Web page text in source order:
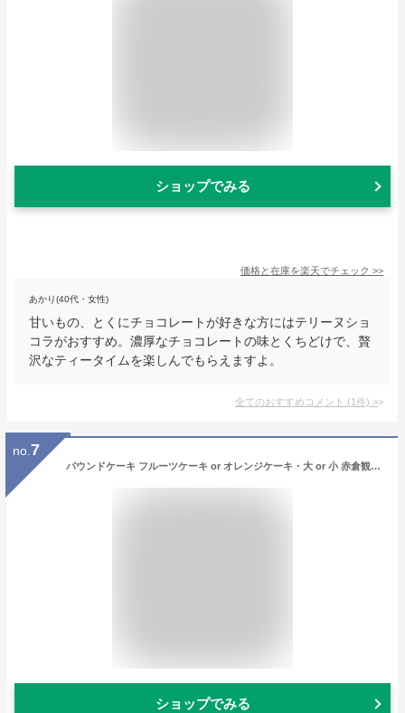
ショップでみる
価格と在庫を楽天でチェック >>
あかり(40代・女性)
甘いもの、とくにチョコレートが好きな方にはテリーヌショ
コラがおすすめ。濃厚なチョコレートの味とくちどけで、贅
沢なティータイムを楽しんでもらえますよ。
全てのおすすめコメント (1件) >
no. 7
パウンドケーキ フルーツケーキ or オレンジケーキ・大 or 小 赤倉観光ホテル 化粧箱 ドライフルーツ クルミ ラムレーズン ラム酒 オレンジスライス 洋菓子 焼菓子 お茶請け 新潟県 生産者直送 お取り寄せ ギフト プレゼント 贈り物 代金引換決済不可 送料無料 父の日 お中元
ショップでみる